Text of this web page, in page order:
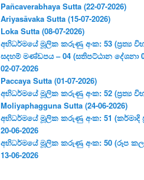
Pañcaverabhaya Sutta (22-07-2026)
Ariyasāvaka Sutta (15-07-2026)
Loka Sutta (08-07-2026)
අභිධර්මයේ මූලික කරුණු අංක: 53 (ප්‍ර‍ත්‍ය
සදහම් මණ්ඩපය – 04 (සතිපට්ඨාන දේශනා
02-07-2026
Paccaya Sutta (01-07-2026)
අභිධර්මයේ මූලික කරුණු අංක: 52 (ප්‍ර‍ත්‍ය
Moliyaphagguna Sutta (24-06-2026)
අභිධර්මයේ මූලික කරුණු අංක: 51 (කර්මාදි
20-06-2026
අභිධර්මයේ මූලික කරුණු අංක: 50 (රූප
13-06-2026